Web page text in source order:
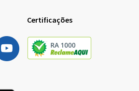
Certificações